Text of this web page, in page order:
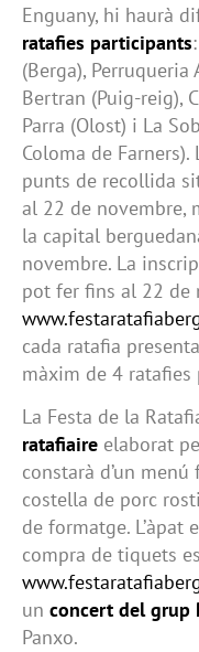
Enguany, hi haurà
ratafies participants
(Berga),
Bertran (Puig-reig),
Parra (Olost) i La
Coloma de Farners).
punts de recollida
al 22 de novembre,
la capital
novembre. La
pot fer fins al 22 de
cada ratafia
màxim de 4 ratafies
La Festa de la
ratafiaire elaborat
constarà d’un
costella de porc
de formatge. L’àpat
compra de tiquets
un concert del grup
Panxo.